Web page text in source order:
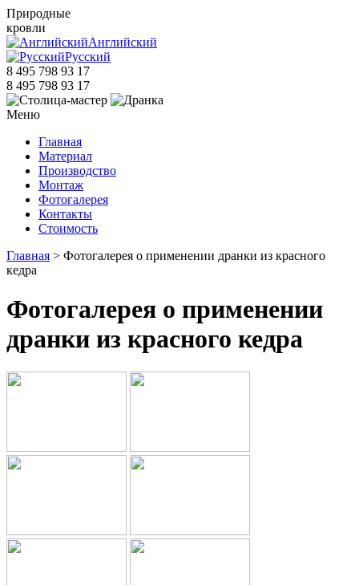
Природные
кровли
Английский
Русский
8 495 798 93 17
8 495 798 93 17
Меню
Главная
Материал
Производство
Монтаж
Фотогалерея
Контакты
Стоимость
Главная > Фотогалерея о применении дранки из красного
кедра
Фотогалерея о применении
дранки из красного кедра